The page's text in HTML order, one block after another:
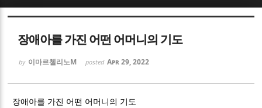
장애아를 가진 어떤 어머니의 기도
by 이마르첼리노M posted Apr 29, 2022
장애아를 가진 어떤 어머니의 기도
Sketchbook5, 스케치북5
Sketchbook5, 스케치북5